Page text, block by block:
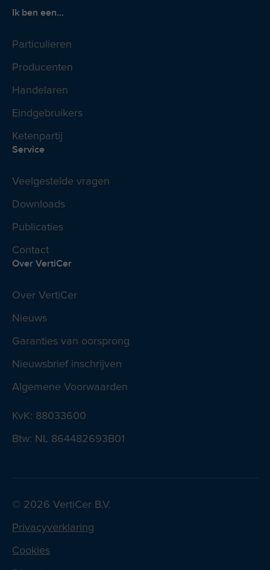
Ik ben een...
Particulieren
Producenten
Handelaren
Eindgebruikers
Ketenpartij
Service
Veelgestelde vragen
Downloads
Publicaties
Contact
Over VertiCer
Over VertiCer
Nieuws
Garanties van oorsprong
Nieuwsbrief inschrijven
Algemene Voorwaarden
KvK: 88033600
Btw: NL 864482693B01
© 2026 VertiCer B.V.
Privacyverklaring
Cookies